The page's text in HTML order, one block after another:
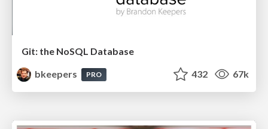
Git: the NoSQL Database
bkeepers
PRO 432 67k